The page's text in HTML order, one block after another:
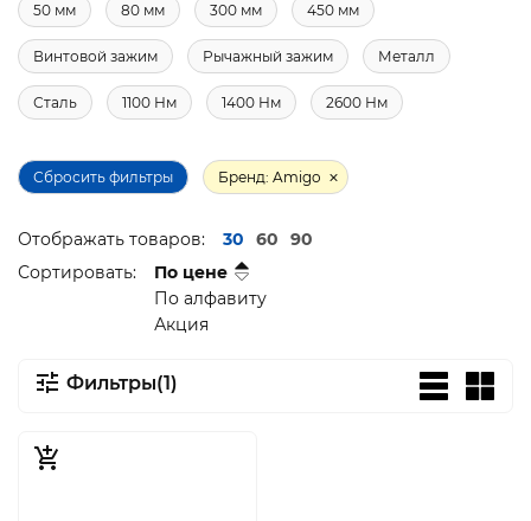
50 мм 80 мм 300 мм 450 мм
Винтовой зажим Рычажный зажим Металл
Сталь 1100 Нм 1400 Нм 2600 Нм
Сбросить фильтры Бренд: Amigo
Отображать товаров: 30 60
90
Сортировать:
По цене
По алфавиту
Акция
Фильтры(1)